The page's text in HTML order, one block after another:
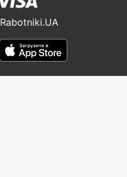
Rabotniki.UA